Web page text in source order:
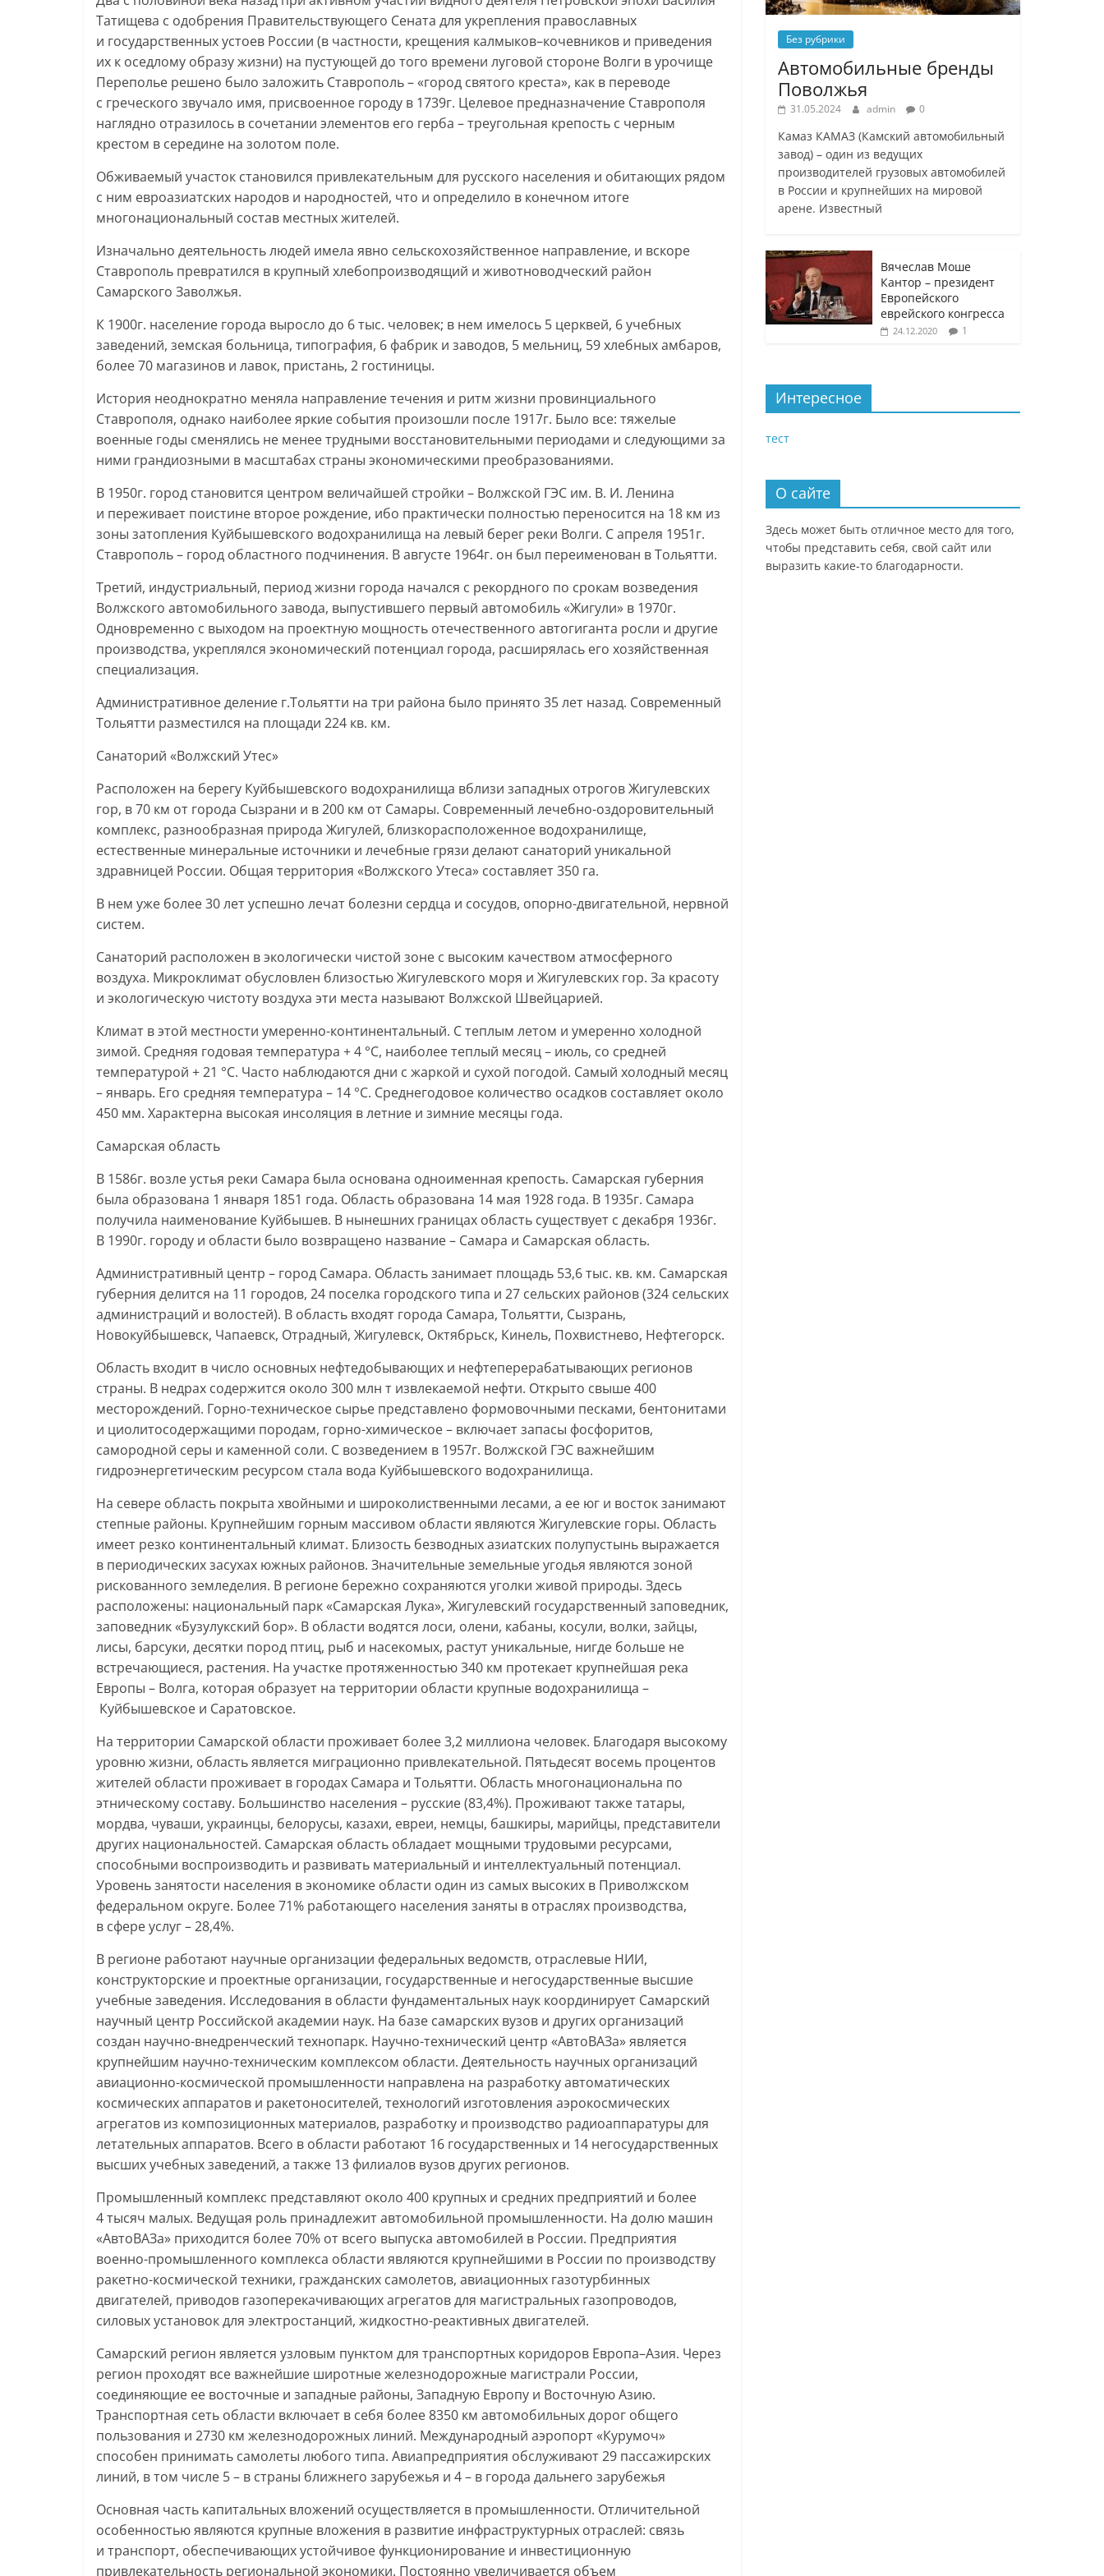
Татищева с одобрения Правительствующего Сената для укрепления православных
и государственных устоев России (в частности, крещения калмыков–кочевников и приведения
их к оседлому образу жизни) на пустующей до того времени луговой стороне Волги в урочище
Переполье решено было заложить Ставрополь – «город святого креста», как в переводе
с греческого звучало имя, присвоенное городу в 1739г. Целевое предназначение Ставрополя
наглядно отразилось в сочетании элементов его герба – треугольная крепость с черным
крестом в середине на золотом поле.
Обживаемый участок становился привлекательным для русского населения и обитающих рядом
с ним евроазиатских народов и народностей, что и определило в конечном итоге
многонациональный состав местных жителей.
Изначально деятельность людей имела явно сельскохозяйственное направление, и вскоре
Ставрополь превратился в крупный хлебопроизводящий и животноводческий район
Самарского Заволжья.
К 1900г. население города выросло до 6 тыс. человек; в нем имелось 5 церквей, 6 учебных
заведений, земская больница, типография, 6 фабрик и заводов, 5 мельниц, 59 хлебных амбаров,
более 70 магазинов и лавок, пристань, 2 гостиницы.
История неоднократно меняла направление течения и ритм жизни провинциального
Ставрополя, однако наиболее яркие события произошли после 1917г. Было все: тяжелые
военные годы сменялись не менее трудными восстановительными периодами и следующими за
ними грандиозными в масштабах страны экономическими преобразованиями.
В 1950г. город становится центром величайшей стройки – Волжской ГЭС им. В. И. Ленина
и переживает поистине второе рождение, ибо практически полностью переносится на 18 км из
зоны затопления Куйбышевского водохранилища на левый берег реки Волги. С апреля 1951г.
Ставрополь – город областного подчинения. В августе 1964г. он был переименован в Тольятти.
Третий, индустриальный, период жизни города начался с рекордного по срокам возведения
Волжского автомобильного завода, выпустившего первый автомобиль «Жигули» в 1970г.
Одновременно с выходом на проектную мощность отечественного автогиганта росли и другие
производства, укреплялся экономический потенциал города, расширялась его хозяйственная
специализация.
Административное деление г.Тольятти на три района было принято 35 лет назад. Современный
Тольятти разместился на площади 224 кв. км.
Санаторий «Волжский Утес»
Расположен на берегу Куйбышевского водохранилища вблизи западных отрогов Жигулевских
гор, в 70 км от города Сызрани и в 200 км от Самары. Современный лечебно-оздоровительный
комплекс, разнообразная природа Жигулей, близкорасположенное водохранилище,
естественные минеральные источники и лечебные грязи делают санаторий уникальной
здравницей России. Общая территория «Волжского Утеса» составляет 350 га.
В нем уже более 30 лет успешно лечат болезни сердца и сосудов, опорно-двигательной, нервной
систем.
Санаторий расположен в экологически чистой зоне с высоким качеством атмосферного
воздуха. Микроклимат обусловлен близостью Жигулевского моря и Жигулевских гор. За красоту
и экологическую чистоту воздуха эти места называют Волжской Швейцарией.
Климат в этой местности умеренно-континентальный. С теплым летом и умеренно холодной
зимой. Средняя годовая температура + 4 °С, наиболее теплый месяц – июль, со средней
температурой + 21 °С. Часто наблюдаются дни с жаркой и сухой погодой. Самый холодный месяц
– январь. Его средняя температура – 14 °С. Среднегодовое количество осадков составляет около
450 мм. Характерна высокая инсоляция в летние и зимние месяцы года.
Самарская область
В 1586г. возле устья реки Самара была основана одноименная крепость. Самарская губерния
была образована 1 января 1851 года. Область образована 14 мая 1928 года. В 1935г. Самара
получила наименование Куйбышев. В нынешних границах область существует с декабря 1936г.
В 1990г. городу и области было возвращено название – Самара и Самарская область.
Административный центр – город Самара. Область занимает площадь 53,6 тыс. кв. км. Самарская
губерния делится на 11 городов, 24 поселка городского типа и 27 сельских районов (324 сельских
администраций и волостей). В область входят города Самара, Тольятти, Сызрань,
Новокуйбышевск, Чапаевск, Отрадный, Жигулевск, Октябрьск, Кинель, Похвистнево, Нефтегорск.
Область входит в число основных нефтедобывающих и нефтеперерабатывающих регионов
страны. В недрах содержится около 300 млн т извлекаемой нефти. Открыто свыше 400
месторождений. Горно-техническое сырье представлено формовочными песками, бентонитами
и циолитосодержащими породам, горно-химическое – включает запасы фосфоритов,
самородной серы и каменной соли. С возведением в 1957г. Волжской ГЭС важнейшим
гидроэнергетическим ресурсом стала вода Куйбышевского водохранилища.
На севере область покрыта хвойными и широколиственными лесами, а ее юг и восток занимают
степные районы. Крупнейшим горным массивом области являются Жигулевские горы. Область
имеет резко континентальный климат. Близость безводных азиатских полупустынь выражается
в периодических засухах южных районов. Значительные земельные угодья являются зоной
рискованного земледелия. В регионе бережно сохраняются уголки живой природы. Здесь
расположены: национальный парк «Самарская Лука», Жигулевский государственный заповедник,
заповедник «Бузулукский бор». В области водятся лоси, олени, кабаны, косули, волки, зайцы,
лисы, барсуки, десятки пород птиц, рыб и насекомых, растут уникальные, нигде больше не
встречающиеся, растения. На участке протяженностью 340 км протекает крупнейшая река
Европы – Волга, которая образует на территории области крупные водохранилища –
Куйбышевское и Саратовское.
На территории Самарской области проживает более 3,2 миллиона человек. Благодаря высокому
уровню жизни, область является миграционно привлекательной. Пятьдесят восемь процентов
жителей области проживает в городах Самара и Тольятти. Область многонациональна по
этническому составу. Большинство населения – русские (83,4%). Проживают также татары,
мордва, чуваши, украинцы, белорусы, казахи, евреи, немцы, башкиры, марийцы, представители
других национальностей. Самарская область обладает мощными трудовыми ресурсами,
способными воспроизводить и развивать материальный и интеллектуальный потенциал.
Уровень занятости населения в экономике области один из самых высоких в Приволжском
федеральном округе. Более 71% работающего населения заняты в отраслях производства,
в сфере услуг – 28,4%.
В регионе работают научные организации федеральных ведомств, отраслевые НИИ,
конструкторские и проектные организации, государственные и негосударственные высшие
учебные заведения. Исследования в области фундаментальных наук координирует Самарский
научный центр Российской академии наук. На базе самарских вузов и других организаций
создан научно-внедренческий технопарк. Научно-технический центр «АвтоВАЗа» является
крупнейшим научно-техническим комплексом области. Деятельность научных организаций
авиационно-космической промышленности направлена на разработку автоматических
космических аппаратов и ракетоносителей, технологий изготовления аэрокосмических
агрегатов из композиционных материалов, разработку и производство радиоаппаратуры для
летательных аппаратов. Всего в области работают 16 государственных и 14 негосударственных
высших учебных заведений, а также 13 филиалов вузов других регионов.
Промышленный комплекс представляют около 400 крупных и средних предприятий и более
4 тысяч малых. Ведущая роль принадлежит автомобильной промышленности. На долю машин
«АвтоВАЗа» приходится более 70% от всего выпуска автомобилей в России. Предприятия
военно-промышленного комплекса области являются крупнейшими в России по производству
ракетно-космической техники, гражданских самолетов, авиационных газотурбинных
двигателей, приводов газоперекачивающих агрегатов для магистральных газопроводов,
силовых установок для электростанций, жидкостно-реактивных двигателей.
Самарский регион является узловым пунктом для транспортных коридоров Европа–Азия. Через
регион проходят все важнейшие широтные железнодорожные магистрали России,
соединяющие ее восточные и западные районы, Западную Европу и Восточную Азию.
Транспортная сеть области включает в себя более 8350 км автомобильных дорог общего
пользования и 2730 км железнодорожных линий. Международный аэропорт «Курумоч»
способен принимать самолеты любого типа. Авиапредприятия обслуживают 29 пассажирских
линий, в том числе 5 – в страны ближнего зарубежья и 4 – в города дальнего зарубежья
Основная часть капитальных вложений осуществляется в промышленности. Отличительной
особенностью являются крупные вложения в развитие инфраструктурных отраслей: связь
и транспорт, обеспечивающих устойчивое функционирование и инвестиционную
привлекательность региональной экономики. Постоянно увеличивается объем
Без рубрики
Автомобильные бренды
Поволжья
31.05.2024 admin 0
Камаз КАМАЗ (Камский автомобильный
завод) – один из ведущих
производителей грузовых автомобилей
в России и крупнейших на мировой
арене. Известный
Вячеслав Моше
Кантор – президент
Европейского
еврейского конгресса
24.12.2020 1
Интересное
тест
О сайте
Здесь может быть отличное место для того,
чтобы представить себя, свой сайт или
выразить какие-то благодарности.